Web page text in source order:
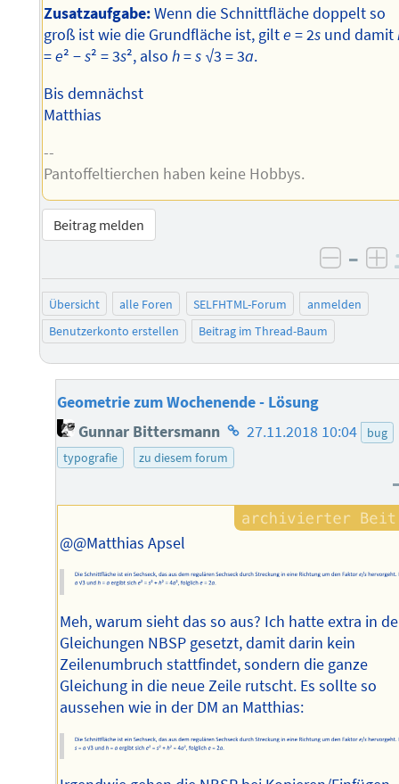
Zusatzaufgabe:Wenn die Schnittfläche doppelt so
groß ist wie die Grundfläche ist, gilte = 2s und damit
=e² −s² = 3s², alsoh=s √3 = 3a.
Bis demnächst
Matthias
--
Pantoffeltierchen haben keine Hobbys.
Beitrag melden
–
Übersicht alle Foren SELFHTML-Forum
anmelden
Benutzerkonto erstellen
Beitrag im Thread-Baum
Geometrie zum Wochenende - Lösung
Gunnar Bittersmann Homepage
des
27.11.2018 10:04
bug
typografie
zu diesem forum
@@Matthias Apsel
Meh, warum sieht das so aus? Ich hatte extra in
Gleichungen NBSP gesetzt, damit darin kein
Zeilenumbruch stattfindet, sondern die ganze
Gleichung in die neue Zeile rutscht. Es sollte so
aussehen wie in der DM an Matthias: